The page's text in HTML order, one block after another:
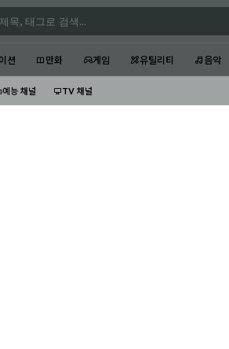
션 만화 게임 유틸리티 음악
예능 채널 TV 채널